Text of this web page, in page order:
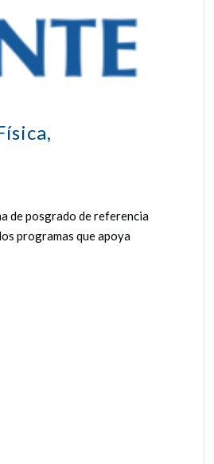
de posgrado de referencia
programas que apoya